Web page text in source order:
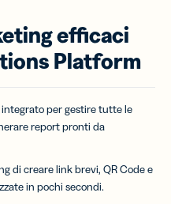
efficaci
Platform
per gestire tutte le
report pronti da
di creare link brevi, QR Code e
in pochi secondi.